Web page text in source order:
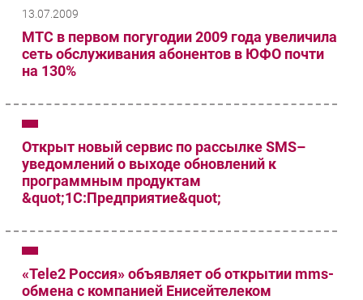
Маркетинг
Торговые сети
Оборудование
ПО
Кадры
Регулирование
Финансы
Web
Инновации
CIO/Управление ИТ
Гаджеты
13.07.2009
МТС в первом погугодии 2009 года увеличила
сеть обслуживания абонентов в ЮФО почти
на 130%
Открыт новый сервис по рассылке SMS–
уведомлений о выходе обновлений к
программным продуктам
&quot;1С:Предприятие&quot;
«Tele2 Россия» объявляет об открытии mms-
обмена с компанией Енисейтелеком